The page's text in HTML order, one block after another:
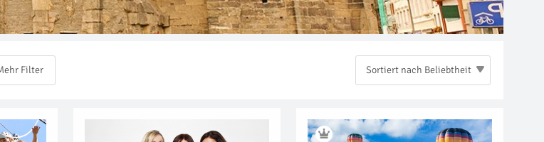
Filter Sortiert nach Beliebtheit